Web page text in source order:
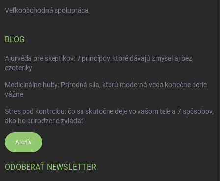
Veľkoobchodná spolupráca
BLOG
Ajurvéda pre skeptikov: 7 princípov, ktoré dávajú zmysel aj bez
ezoteriky
Medicinálne huby: Prírodná sila, ktorú moderná veda konečne berie
vážne
Stres pod kontrolou: čo sa skutočne deje vo vašom tele a 7 spôsobov,
ako ho prirodzene zvládať
Archív
ODOBERAŤ NEWSLETTER